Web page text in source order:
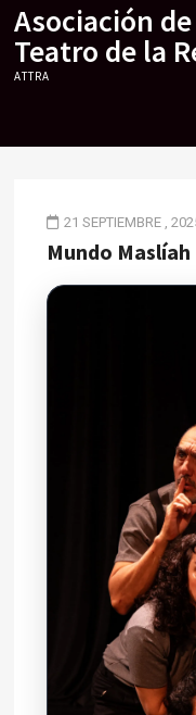
Skip
content
Asociación
Teatro de la
ATTRA
21 SEPTIEMBRE ,
Mundo Maslíah